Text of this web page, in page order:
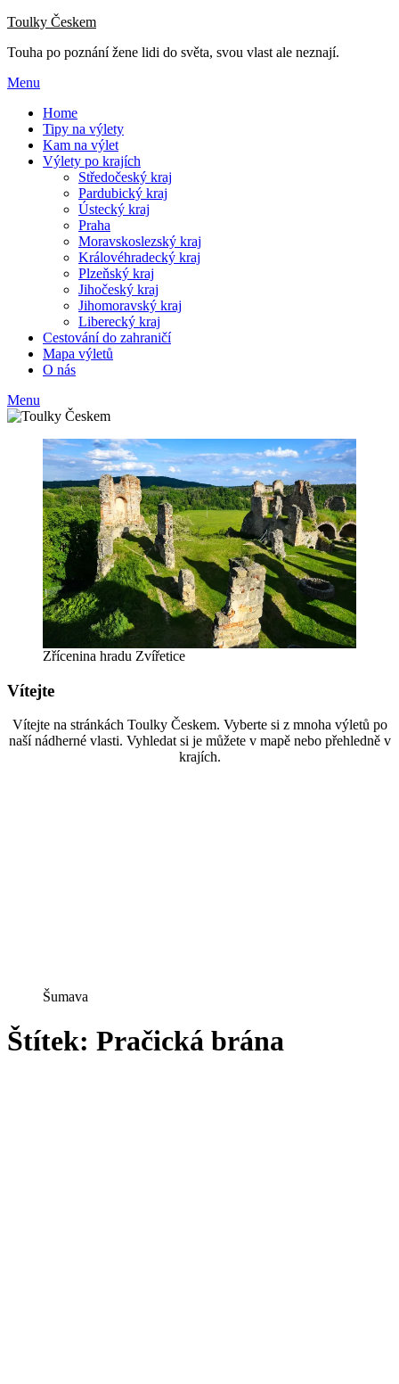
Přejdi
obsah
Toulky Českem
Touha po poznání žene lidi do světa, svou vlast ale neznají.
Menu
Home
Tipy na výlety
Kam na výlet
Výlety po krajích
Středočeský kraj
Pardubický kraj
Ústecký kraj
Praha
Moravskoslezský kraj
Královéhradecký kraj
Plzeňský kraj
Jihočeský kraj
Jihomoravský kraj
Liberecký kraj
Cestování do zahraničí
Mapa výletů
O nás
Menu
Zřícenina hradu Zvířetice
Vítejte
Vítejte na stránkách Toulky Českem. Vyberte si z mnoha výletů po
naší nádherné vlasti. Vyhledat si je můžete v mapě nebo přehledně v
krajích.
Šumava
Štítek: Pračická brána